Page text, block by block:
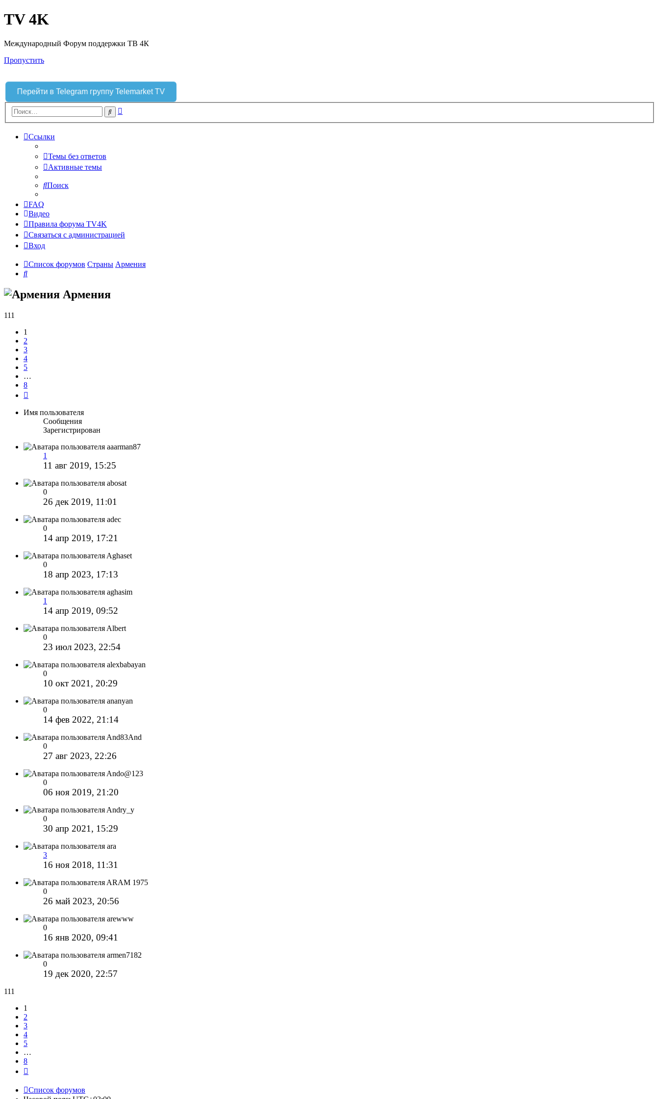
TV 4K
Международный Форум поддержки ТВ 4К
Пропустить
Перейти в Telegram группу Telemarket TV
Поиск
Ссылки
Темы без ответов
Активные темы
Поиск
FAQ
Видео
Правила форума TV4K
Связаться с администрацией
Вход
Список форумов Страны Армения
Поиск
Армения
111
1
2
3
4
5
…
8
Имя пользователя
Сообщения
Зарегистрирован
aaarman87
1
11 авг 2019, 15:25
abosat
0
26 дек 2019, 11:01
adec
0
14 апр 2019, 17:21
Aghaset
0
18 апр 2023, 17:13
aghasim
1
14 апр 2019, 09:52
Albert
0
23 июл 2023, 22:54
alexbabayan
0
10 окт 2021, 20:29
ananyan
0
14 фев 2022, 21:14
And83And
0
27 авг 2023, 22:26
Ando@123
0
06 ноя 2019, 21:20
Andry_y
0
30 апр 2021, 15:29
ara
3
16 ноя 2018, 11:31
ARAM 1975
0
26 май 2023, 20:56
arewww
0
16 янв 2020, 09:41
armen7182
0
19 дек 2020, 22:57
111
1
2
3
4
5
…
8
Список форумов